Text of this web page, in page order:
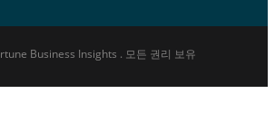
Business Insights . 모든 권리 보유